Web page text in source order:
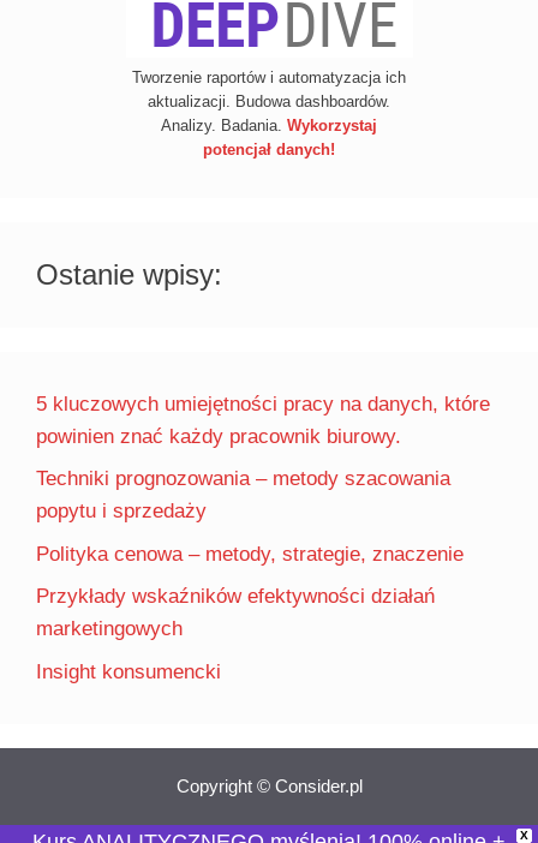
Tworzenie raportów i automatyzacja ich
aktualizacji. Budowa dashboardów.
Analizy. Badania. Wykorzystaj
potencjał danych!
Ostanie wpisy:
5 kluczowych umiejętności pracy na danych, które
powinien znać każdy pracownik biurowy.
Techniki prognozowania – metody szacowania
popytu i sprzedaży
Polityka cenowa – metody, strategie, znaczenie
Przykłady wskaźników efektywności działań
marketingowych
Insight konsumencki
Copyright © Consider.pl
X